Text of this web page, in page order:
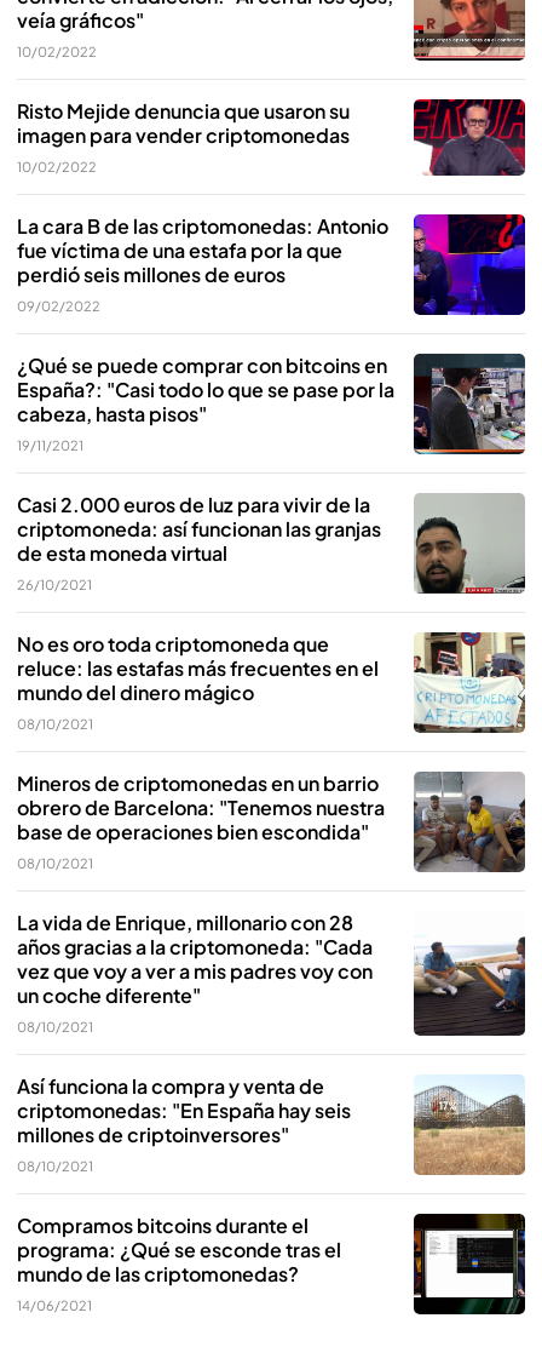
veía gráficos"
10/02/2022
Risto Mejide denuncia que usaron su
imagen para vender criptomonedas
10/02/2022
La cara B de las criptomonedas: Antonio
fue víctima de una estafa por la que
perdió seis millones de euros
09/02/2022
¿Qué se puede comprar con bitcoins en
España?: "Casi todo lo que se pase por la
cabeza, hasta pisos"
19/11/2021
Casi 2.000 euros de luz para vivir de la
criptomoneda: así funcionan las granjas
de esta moneda virtual
26/10/2021
No es oro toda criptomoneda que
reluce: las estafas más frecuentes en el
mundo del dinero mágico
08/10/2021
Mineros de criptomonedas en un barrio
obrero de Barcelona: "Tenemos nuestra
base de operaciones bien escondida"
08/10/2021
La vida de Enrique, millonario con 28
años gracias a la criptomoneda: "Cada
vez que voy a ver a mis padres voy con
un coche diferente"
08/10/2021
Así funciona la compra y venta de
criptomonedas: "En España hay seis
millones de criptoinversores"
08/10/2021
Compramos bitcoins durante el
programa: ¿Qué se esconde tras el
mundo de las criptomonedas?
14/06/2021